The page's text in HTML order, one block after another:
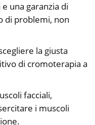
una garanzia di
di problemi, non
la giusta
di cromoterapia a
facciali,
i muscoli